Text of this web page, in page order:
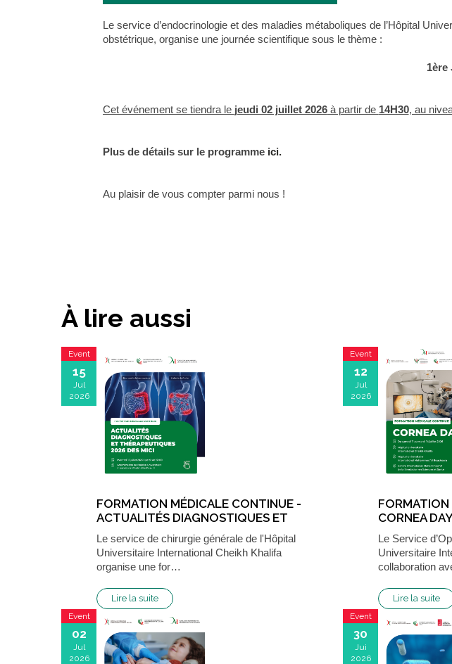
Le service d’endocrinologie et des maladies métaboliques de l’Hôpital
obstétrique, organise une journée scientifique sous le thème :
1ère
Cet événement se tiendra le jeudi 02 juillet 2026à partir de 14H30, au
Plus de détails sur le programme ici.
Au plaisir de vous compter parmi nous !
À lire aussi
Event
15
Jul
2026
FORMATION MÉDICALE CONTINUE -
ACTUALITÉS DIAGNOSTIQUES ET
THÉRAPEUTIQUES 2026 DES MICI
Le service de chirurgie générale de l'Hôpital
Universitaire International Cheikh Khalifa
organise une for…
Lire la suite
Event
12
Jul
2026
FORMATION
CORNEA
Le Service
Universitaire
collaboration
Lire la suite
Event
02
Jul
2026
Event
30
Jui
2026